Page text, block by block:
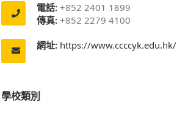
電話: +852 2401 1899
傳真: +852 2279 4100
網址: https://www.ccccyk.edu.hk/
學校類別